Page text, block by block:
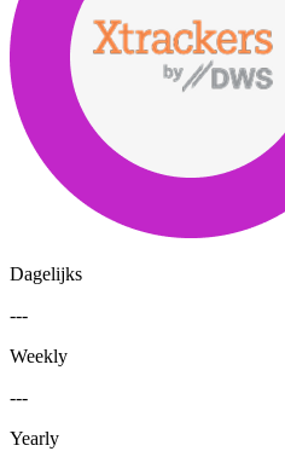
Dagelijks
---
Weekly
---
Yearly